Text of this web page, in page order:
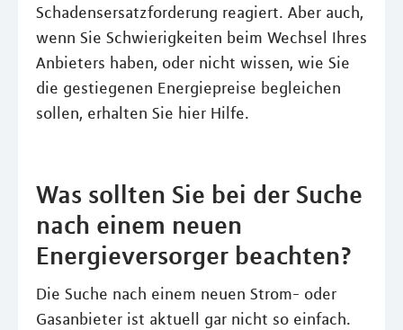
Schadensersatzforderung reagiert. Aber auch,
wenn Sie Schwierigkeiten beim Wechsel Ihres
Anbieters haben, oder nicht wissen, wie Sie
die gestiegenen Energiepreise begleichen
sollen, erhalten Sie hier Hilfe.
Was sollten Sie bei der Suche
nach einem neuen
Energieversorger beachten?
Die Suche nach einem neuen Strom- oder
Gasanbieter ist aktuell gar nicht so einfach.